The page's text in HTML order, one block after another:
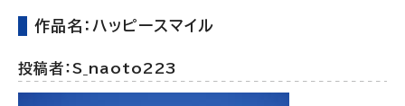
作品名：ハッピースマイル
投稿者：S_naoto223